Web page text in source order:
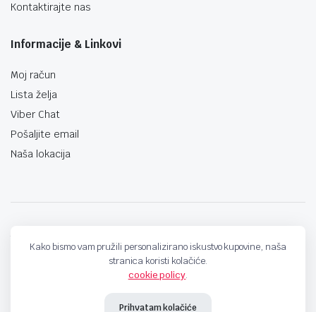
Kontaktirajte nas
Informacije & Linkovi
Moj račun
Lista želja
Viber Chat
Pošaljite email
Naša lokacija
Kako bismo vam pružili personalizirano iskustvo kupovine, naša
stranica koristi kolačiće.
cookie policy.
Prihvatam kolačiće